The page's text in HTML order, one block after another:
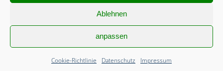
Ablehnen
anpassen
Cookie-Richtlinie Datenschutz Impressum
Mitglied werden